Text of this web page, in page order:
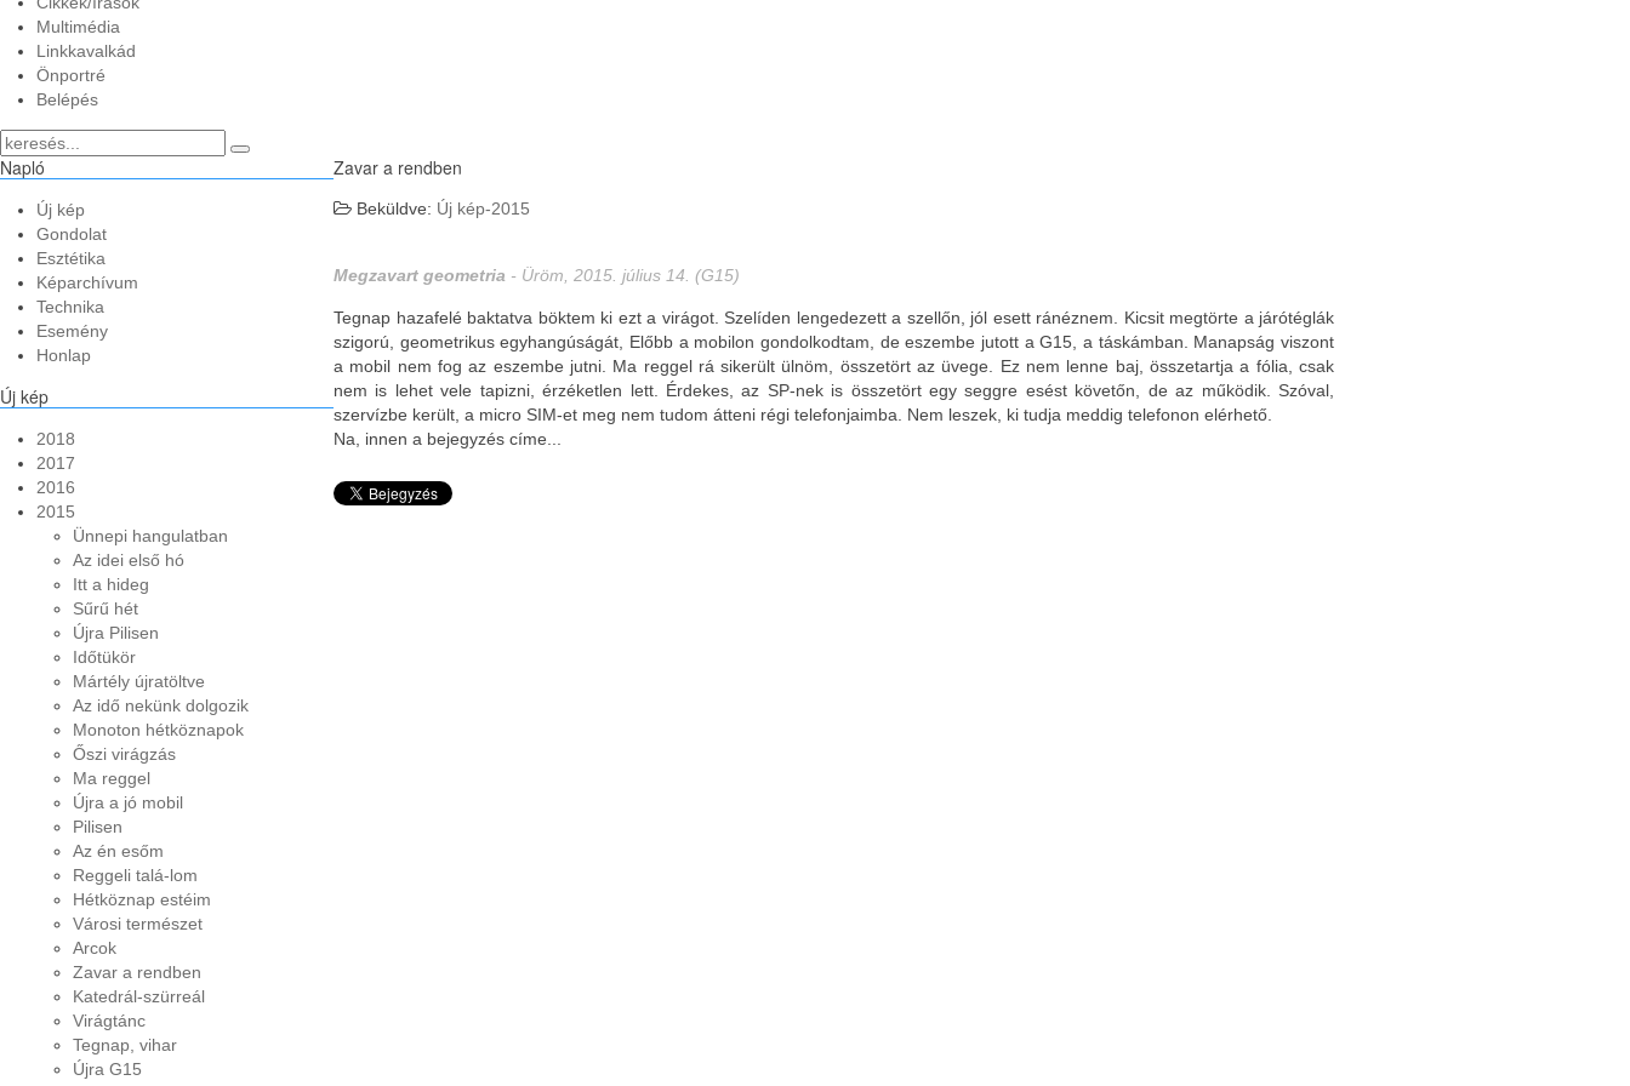
Multimédia
Linkkavalkád
Önportré
Belépés
Zavar a rendben
Beküldve: Új kép-2015
Megzavart geometria - Üröm, 2015. július 14. (G15)
Tegnap hazafelé baktatva böktem ki ezt a virágot. Szelíden lengedezett a szellőn, jól esett ránéznem. Kicsit megtörte a járótéglák
szigorú, geometrikus egyhangúságát, Előbb a mobilon gondolkodtam, de eszembe jutott a G15, a táskámban. Manapság viszont
a mobil nem fog az eszembe jutni. Ma reggel rá sikerült ülnöm, összetört az üvege. Ez nem lenne baj, összetartja a fólia, csak
nem is lehet vele tapizni, érzéketlen lett. Érdekes, az SP-nek is összetört egy seggre esést követőn, de az működik. Szóval,
szervízbe került, a micro SIM-et meg nem tudom átteni régi telefonjaimba. Nem leszek, ki tudja meddig telefonon elérhető.
Na, innen a bejegyzés címe...
Napló
Új kép
Gondolat
Esztétika
Képarchívum
Technika
Esemény
Honlap
Új kép
2018
2017
2016
2015
Ünnepi hangulatban
Az idei első hó
Itt a hideg
Sűrű hét
Újra Pilisen
Időtükör
Mártély újratöltve
Az idő nekünk dolgozik
Monoton hétköznapok
Őszi virágzás
Ma reggel
Újra a jó mobil
Pilisen
Az én esőm
Reggeli talá-lom
Hétköznap estéim
Városi természet
Arcok
Zavar a rendben
Katedrál-szürreál
Virágtánc
Tegnap, vihar
Újra G15